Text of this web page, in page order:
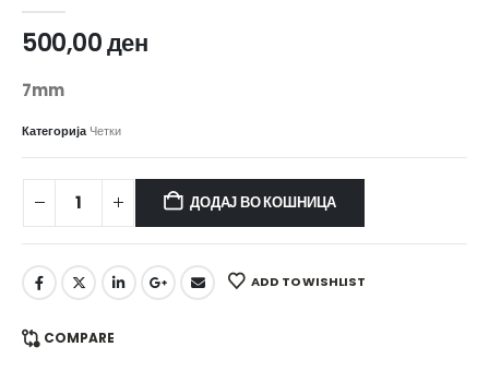
500,00ден
7mm
КатегоријаЧетки
ДОДАЈ ВО КОШНИЦА
ADD TO WISHLIST
COMPARE